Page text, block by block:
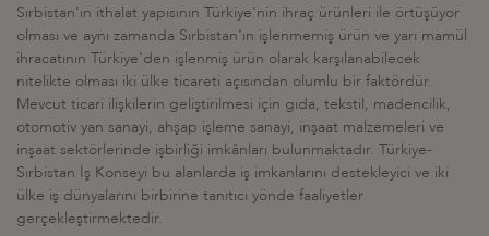
Sırbistan'ın ithalat yapısının Türkiye'nin ihraç ürünleri ile örtüşüyor
olması ve aynı zamanda Sırbistan'ın işlenmemiş ürün ve yarı mamül
ihracatının Türkiye'den işlenmiş ürün olarak karşılanabilecek
nitelikte olması iki ülke ticareti açısından olumlu bir faktördür.
Mevcut ticari ilişkilerin geliştirilmesi için gıda, tekstil, madencilik,
otomotiv yan sanayi, ahşap işleme sanayi, inşaat malzemeleri ve
inşaat sektörlerinde işbirliği imkânları bulunmaktadır. Türkiye-
Sırbistan İş Konseyi bu alanlarda iş imkanlarını destekleyici ve iki
ülke iş dünyalarını birbirine tanıtıcı yönde faaliyetler
gerçekleştirmektedir.